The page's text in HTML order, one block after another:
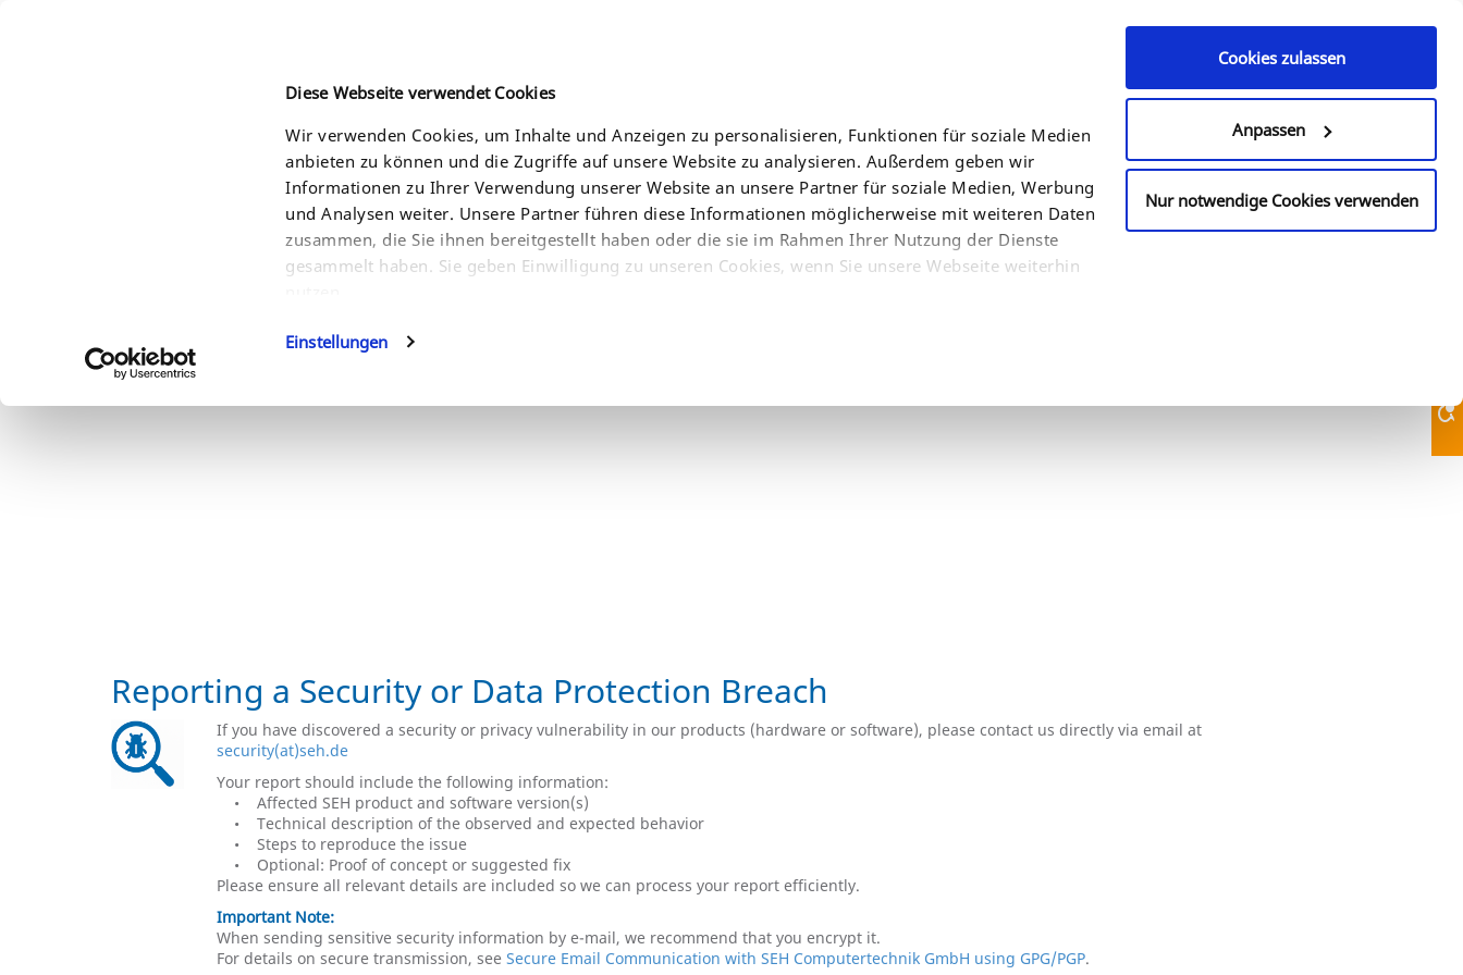
Diese Webseite verwendet Cookies
Wir verwenden Cookies, um Inhalte und Anzeigen zu personalisieren, Funktionen für soziale Medien
anbieten zu können und die Zugriffe auf unsere Website zu analysieren. Außerdem geben wir
Informationen zu Ihrer Verwendung unserer Website an unsere Partner für soziale Medien, Werbung
und Analysen weiter. Unsere Partner führen diese Informationen möglicherweise mit weiteren Daten
zusammen, die Sie ihnen bereitgestellt haben oder die sie im Rahmen Ihrer Nutzung der Dienste
gesammelt haben. Sie geben Einwilligung zu unseren Cookies, wenn Sie unsere Webseite weiterhin
Einstellungen
Cookies zulassen
Anpassen
Nur notwendige Cookies verwenden
610-933-2088
SOLUTIONS SERVICES COMPANY WHERE TO BUY
Reporting a Security or Data Protection Breach
If you have discovered a security or privacy vulnerability in our products (hardware or software), please contact us directly via email at
security(at)seh.de
Your report should include the following information:
• Affected SEH product and software version(s)
• Technical description of the observed and expected behavior
• Steps to reproduce the issue
• Optional: Proof of concept or suggested fix
Please ensure all relevant details are included so we can process your report efficiently.
Important Note:
When sending sensitive security information by e-mail, we recommend that you encrypt it.
For details on secure transmission, seeSecure Email Communication with SEH Computertechnik GmbH using GPG/PGP.